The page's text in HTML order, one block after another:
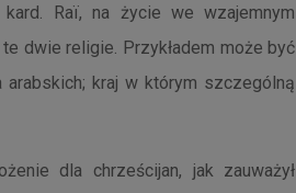
Raï, na życie we wzajemnym
dwie religie. Przykładem może być
kraj w którym szczególną
dla chrześcijan, jak zauważył